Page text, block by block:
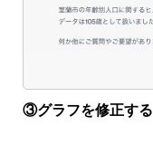
③グラフを修正する